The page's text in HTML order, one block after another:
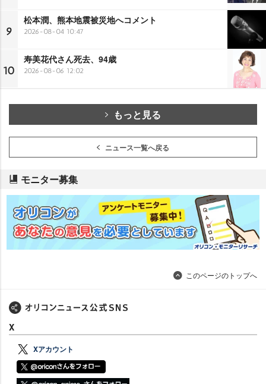
9
松本潤、熊本地震被災地へコメント
2026-08-04 10:47
10
寿美花代さん死去、94歳
2026-08-06 12:02
もっと見る
ニュース一覧へ戻る
モニター募集
このページのトップへ
X
Xアカウント